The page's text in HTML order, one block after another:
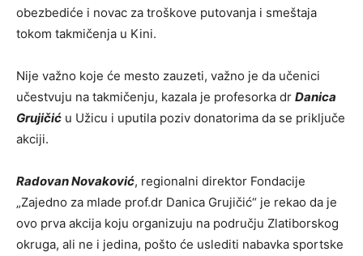
obezbediće i novac za troškove putovanja i smeštaja
tokom takmičenja u Kini.
Nije važno koje će mesto zauzeti, važno je da učenici
učestvuju na takmičenju, kazala je profesorka dr Danica
Grujičić u Užicu i uputila poziv donatorima da se priključe
akciji.
Radovan Novaković, regionalni direktor Fondacije
„Zajedno za mlade prof.dr Danica Grujičić“ je rekao da je
ovo prva akcija koju organizuju na području Zlatiborskog
okruga, ali ne i jedina, pošto će uslediti nabavka sportske